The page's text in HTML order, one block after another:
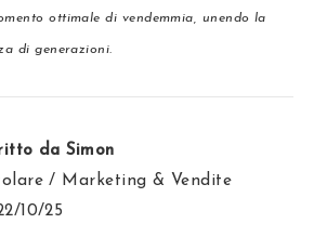
ottimale di vendemmia, unendo la
di generazioni.
da Simon
/ Marketing & Vendite
10/25